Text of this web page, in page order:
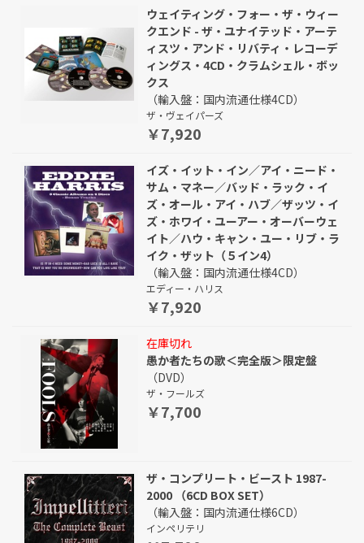
ウェイティング・フォー・ザ・ウィー
クエンド - ザ・ユナイテッド・アーテ
ィスツ・アンド・リバティ・レコーデ
ィングス・4CD・クラムシェル・ボッ
クス
（輸入盤：国内流通仕様4CD）
ザ・ヴェイパーズ
￥7,920
イズ・イット・イン／アイ・ニード・
サム・マネー／バッド・ラック・イ
ズ・オール・アイ・ハブ／ザッツ・イ
ズ・ホワイ・ユーアー・オーバーウェ
イト／ハウ・キャン・ユー・リブ・ラ
イク・ザット（５イン4）
（輸入盤：国内流通仕様4CD）
エディー・ハリス
￥7,920
在庫切れ
愚か者たちの歌＜完全版＞限定盤
（DVD）
ザ・フールズ
￥7,700
ザ・コンプリート・ビースト 1987-
2000 （6CD BOX SET）
（輸入盤：国内流通仕様6CD）
インペリテリ